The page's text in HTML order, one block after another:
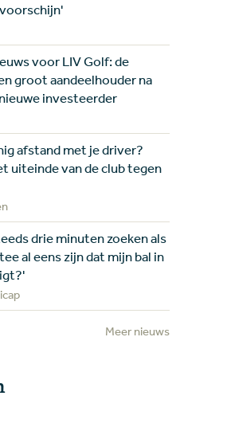
voor LIV Golf: de
groot aandeelhouder na
investeerder
afstand met je driver?
uiteinde van de club tegen
drie minuten zoeken als
al eens zijn dat mijn bal in
Meer nieuws